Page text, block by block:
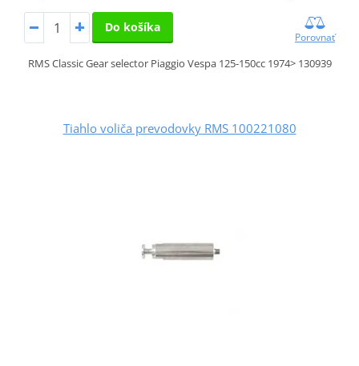
Do košíka
Porovnať
RMS Classic Gear selector Piaggio Vespa 125-150cc 1974> 130939
Tiahlo voliča prevodovky RMS 100221080